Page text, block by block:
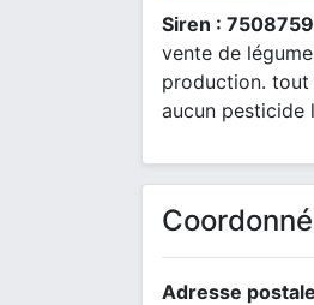
Siren :
vente de
production. tout
aucun pesticide
Adresse postale